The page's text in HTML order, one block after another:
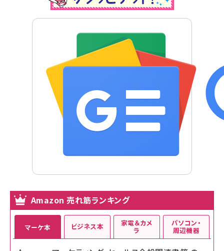
Amazon 売れ筋ランキング
マーケ本 ビジネス本 家電＆カメ
ラ
パソコン・
周辺機器